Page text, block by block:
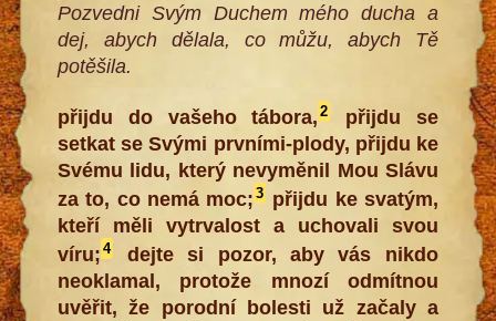
Pozvedni Svým Duchem mého ducha a
dej, abych dělala, co můžu, abych Tě
potěšila.
přijdu do vašeho tábora,2
přijdu se
setkat se Svými prvními-plody, přijdu ke
Svému lidu, který nevyměnil Mou Slávu
za to, co nemá moc;3 přijdu ke svatým,
kteří měli vytrvalost a uchovali svou
víru;4
dejte si pozor, aby vás nikdo
neoklamal, protože mnozí odmítnou
uvěřit, že porodní bolesti už začaly a